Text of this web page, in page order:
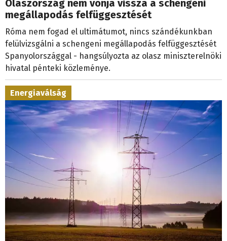
megállapodás felfüggesztését
Róma nem fogad el ultimátumot, nincs szándékunkban
felülvizsgálni a schengeni megállapodás felfüggesztését
Spanyolországgal - hangsúlyozta az olasz miniszterelnöki
hivatal pénteki közleménye.
Energiaválság